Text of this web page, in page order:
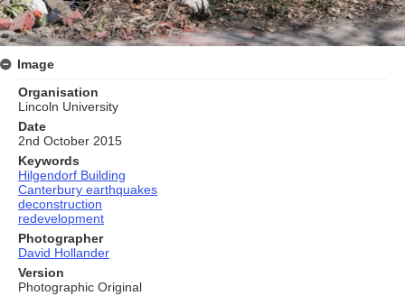
Image
Organisation
Lincoln University
Date
2nd October 2015
Keywords
Hilgendorf Building
Canterbury earthquakes
deconstruction
redevelopment
Photographer
David Hollander
Version
Photographic Original